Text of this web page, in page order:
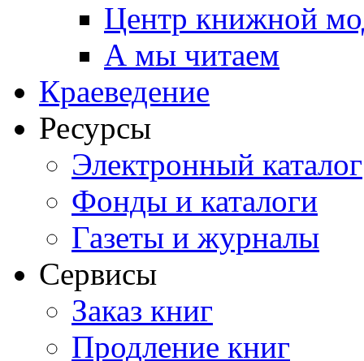
Центр книжной
А мы читаем
Краеведение
Ресурсы
Электронный каталог
Фонды и каталоги
Газеты и журналы
Сервисы
Заказ книг
Продление книг